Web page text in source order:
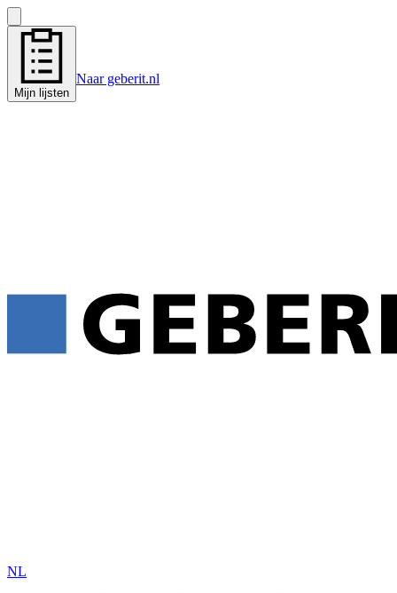
Mijn lijsten
Naar geberit.nl
NL